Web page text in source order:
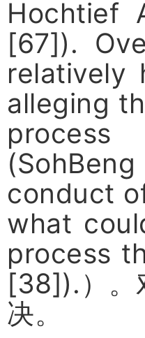
Hochtief
[67]).
relatively
alleging
process
conduct
what
process
[38]). ）
决。